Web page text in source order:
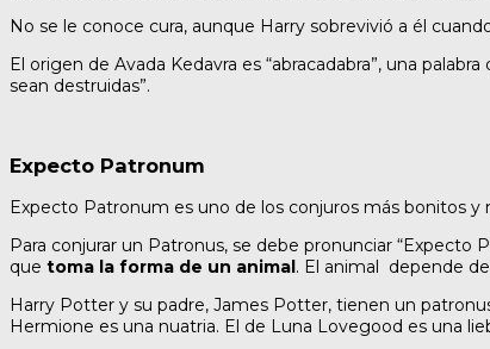
No se le conoce cura, aunque Harry sobrevivió a él
El origen de Avada Kedavra es “abracadabra”, una
sean destruidas”.
Expecto Patronum
Expecto Patronum es uno de los conjuros más bonitos
Para conjurar un Patronus, se debe pronunciar
que toma la forma de un animal . El animal depende
Harry Potter y su padre, James Potter, tienen un
Hermione es una nuatria. El de Luna Lovegood es una